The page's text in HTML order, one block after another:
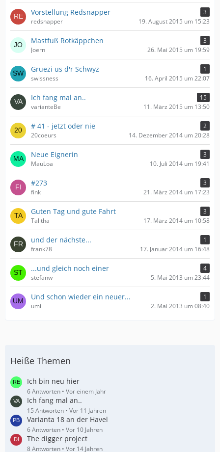
Vorstellung Redsnapper
3
redsnapper
19. August 2015 um 15:23
Mastfuß Rotkäppchen
3
Joern
26. Mai 2015 um 19:59
Grüezi us d'r Schwyz
1
swissness
16. April 2015 um 22:07
Ich fang mal an..
15
varianteBe
11. März 2015 um 13:50
# 41 - jetzt oder nie
2
20coeurs
14. Dezember 2014 um 20:28
Neue Eignerin
3
MauLoa
10. Juli 2014 um 19:41
#273
3
fink
21. März 2014 um 17:23
Guten Tag und gute Fahrt
3
Talitha
17. März 2014 um 10:58
und der nächste...
1
frank78
17. Januar 2014 um 16:48
...und gleich noch einer
4
stefanw
5. Mai 2013 um 23:44
Und schon wieder ein neuer...
1
umi
2. Mai 2013 um 08:40
Heiße Themen
Ich bin neu hier
6 Antworten Vor einem Jahr
Ich fang mal an..
15 Antworten Vor 11 Jahren
Varianta 18 an der Havel
6 Antworten Vor 10 Jahren
The digger project
8 Antworten Vor 14 Jahren